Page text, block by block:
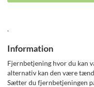
.
Information
Fjernbetjening hvor du kan
alternativ kan den være
Sætter du fjernbetjeningen